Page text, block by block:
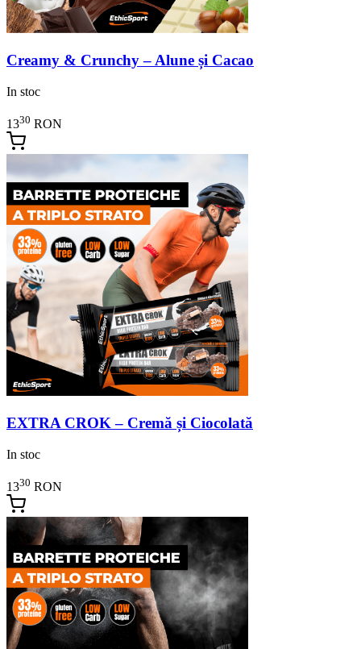
Creamy & Crunchy – Alune și Cacao
In stoc
1330 RON
EXTRA CROK – Cremă și Ciocolată
In stoc
1330 RON